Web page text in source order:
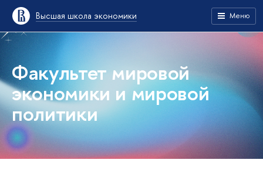
Высшая школа экономики Меню
Факультет мировой
экономики и мировой
политики